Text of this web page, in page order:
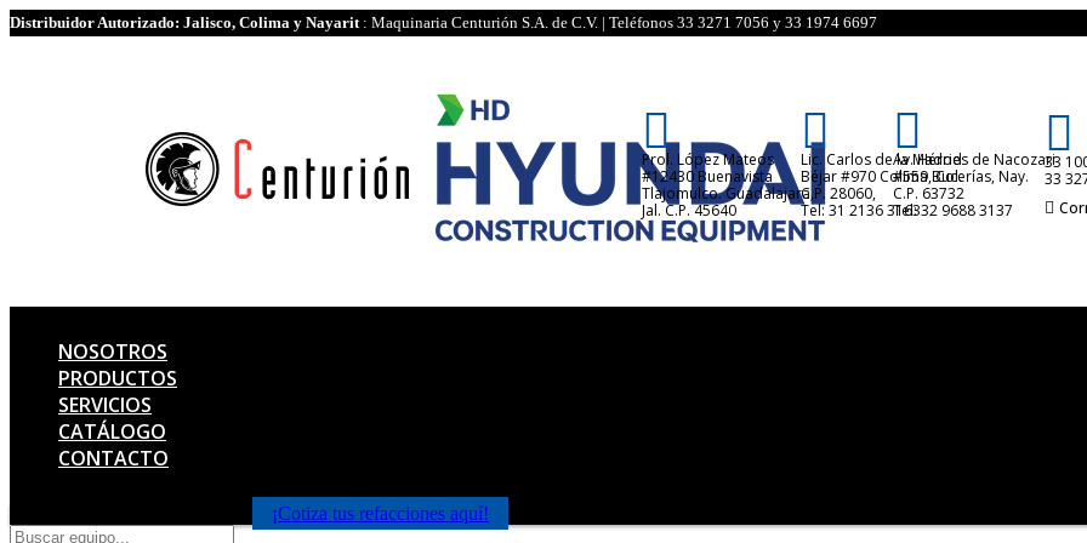
Distribuidor Autorizado: Jalisco, Colima y Nayarit: Maquinaria Centurión S.A. de C.V. | Teléfonos 33 3271 7056 y 33 1974 6697

Prol. López Mateos
#12430 Buenavista
Tlajomulco. Guadalajara,
Jal. C.P. 45640

Lic. Carlos de la Madrid
Béjar #970 Colima, Col.
C.P. 28060,
Tel: 31 2136 3163

Av. Héroes de Nacozari
#559 Bucerías, Nay.
C.P. 63732
Tel: 32 9688 3137

33
33
NOSOTROS
PRODUCTOS
SERVICIOS
CATÁLOGO
CONTACTO
¡Cotiza tus refacciones aquí!
Products